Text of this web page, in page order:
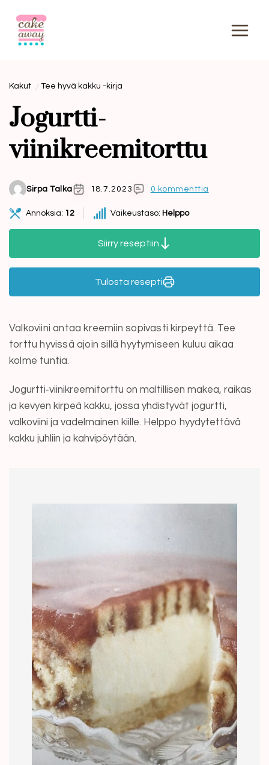
sisältöön
Kakut Tee hyvä kakku -kirja
Jogurtti-
viinikreemitorttu
Sirpa Talka 18.7.2023 0 kommenttia
Annoksia: 12 Vaikeustaso: Helppo
Siirry reseptiin
Tulosta resepti
Valkoviini antaa kreemiin sopivasti kirpeyttä. Tee
torttu hyvissä ajoin sillä hyytymiseen kuluu aikaa
kolme tuntia.
Jogurtti‑viinikreemitorttu on maltillisen makea, raikas
ja kevyen kirpeä kakku, jossa yhdistyvät jogurtti,
valkoviini ja vadelmainen kiille. Helppo hyydytettävä
kakku juhliin ja kahvipöytään.